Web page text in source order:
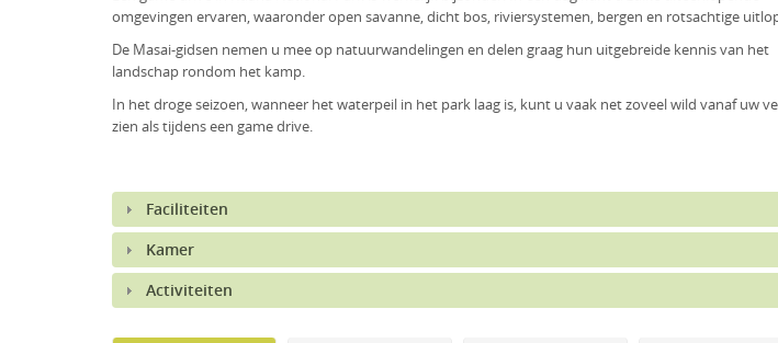
omgevingen ervaren, waaronder open savanne, dicht bos, riviersystemen, bergen en rotsachtige
De Masai-gidsen nemen u mee op natuurwandelingen en delen graag hun uitgebreide kennis van het
landschap rondom het kamp.
In het droge seizoen, wanneer het waterpeil in het park laag is, kunt u vaak net zoveel wild vanaf uw
zien als tijdens een game drive.
Faciliteiten
Kamer
Activiteiten